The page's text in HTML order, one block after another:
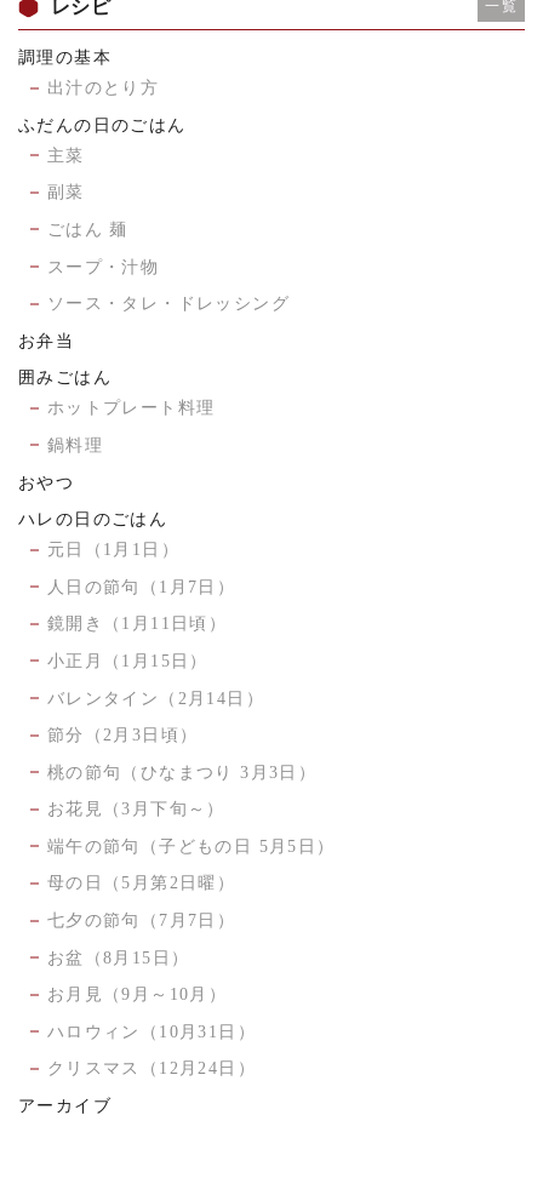
レシピ 一覧
調理の基本
出汁のとり方
ふだんの日のごはん
主菜
副菜
ごはん 麺
スープ・汁物
ソース・タレ・ドレッシング
お弁当
囲みごはん
ホットプレート料理
鍋料理
おやつ
ハレの日のごはん
元日（1月1日）
人日の節句（1月7日）
鏡開き（1月11日頃）
小正月（1月15日）
バレンタイン（2月14日）
節分（2月3日頃）
桃の節句（ひなまつり 3月3日）
お花見（3月下旬～）
端午の節句（子どもの日 5月5日）
母の日（5月第2日曜）
七夕の節句（7月7日）
お盆（8月15日）
お月見（9月～10月）
ハロウィン（10月31日）
クリスマス（12月24日）
アーカイブ